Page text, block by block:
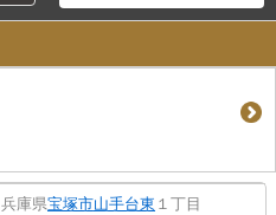
兵庫県宝塚市山手台東 １丁目